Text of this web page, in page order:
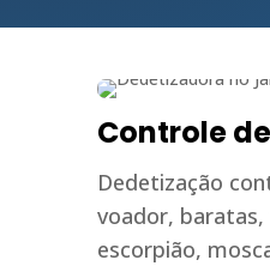
Controle
Dedetização
voador,
escorpião,